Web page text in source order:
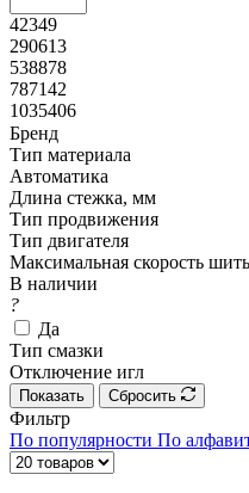
42349
290613
538878
787142
1035406
Бренд
Тип материала
Автоматика
Длина стежка, мм
Тип продвижения
Тип двигателя
Максимальная скорость
В наличии
?
Да
Тип смазки
Отключение игл
Показать Сбросить
Фильтр
По популярности По